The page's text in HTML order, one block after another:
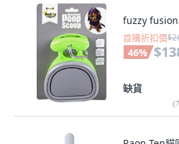
fuzzy fusion
首購折扣價
46%
缺貨
(7